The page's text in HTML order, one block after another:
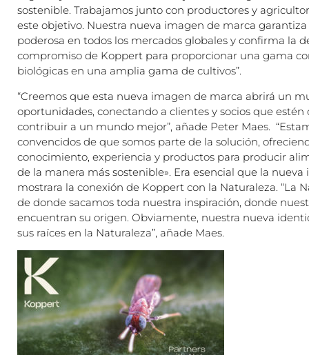
sostenible. Trabajamos junto con productores y
este objetivo. Nuestra nueva imagen de marca
poderosa en todos los mercados globales y confirma la
compromiso de Koppert para proporcionar una gama
biológicas en una amplia gama de cultivos”.
“Creemos que esta nueva imagen de marca abrirá un
oportunidades, conectando a clientes y socios que estén
contribuir a un mundo mejor”, añade Peter Maes.
convencidos de que somos parte de la solución,
conocimiento, experiencia y productos para producir
de la manera más sostenible». Era esencial que la
mostrara la conexión de Koppert con la Naturaleza. “La
de donde sacamos toda nuestra inspiración, donde
encuentran su origen. Obviamente, nuestra nueva
sus raíces en la Naturaleza”, añade Maes.